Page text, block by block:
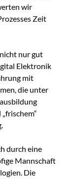
wir
Zeit
nur gut
Elektronik
mit
die unter
durch eine
Mannschaft
Die